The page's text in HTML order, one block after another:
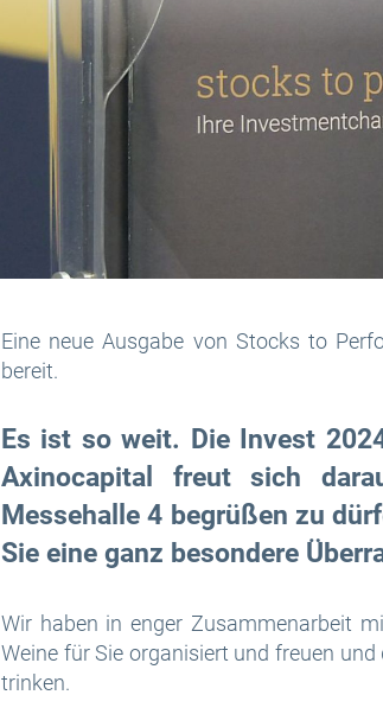
Eine neue Ausgabe von Stocks to
bereit.
Es ist so weit. Die Invest
Axinocapital freut sich
Messehalle 4 begrüßen zu
Sie eine ganz besondere
Wir haben in enger Zusammenarbeit
Weine für Sie organisiert und freuen
trinken.